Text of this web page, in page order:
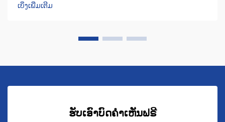
ເບິ່ງເພີ່ມເຕີມ
ຮັບເອົາບົດຄຳເຫັນຟຣີ